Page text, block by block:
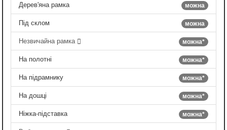
можна
Дерев'яна рамка
можна
Під склом
можна*
Незвичайна рамка
можна*
На полотні
можна*
На підрамнику
можна*
На дошці
можна*
Ніжка-підставка